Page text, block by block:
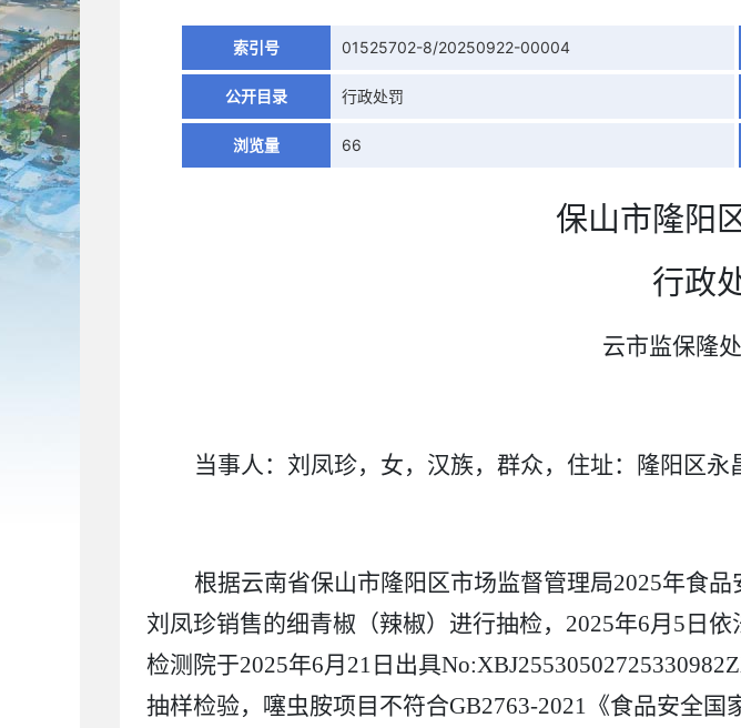
索引号 01525702-8/20250922-00004
公开目录 行政处罚
浏览量 66
保山市隆阳
行政
云市监保隆
当事人： 刘凤珍， 女，汉族， 群众， 住址： 隆阳区永
根据云南省保山市隆阳区市场监督管理局2025年食品
刘凤珍销售的细青椒（辣椒）进行抽检， 2025年6月 5 日
检测院于2025年6月 21 日出具
抽样检验，噻虫胺项目不符合GB2763-2021 《食品安全